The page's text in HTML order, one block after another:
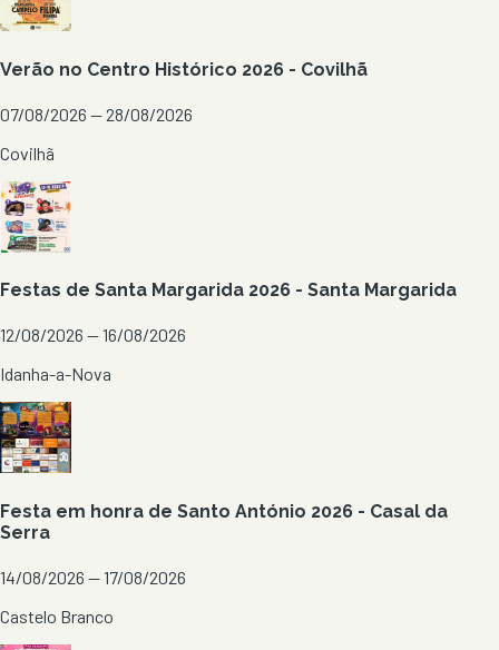
Verão no Centro Histórico 2026 - Covilhã
07/08/2026 — 28/08/2026
Covilhã
Festas de Santa Margarida 2026 - Santa Margarida
12/08/2026 — 16/08/2026
Idanha-a-Nova
Festa em honra de Santo António 2026 - Casal da
Serra
14/08/2026 — 17/08/2026
Castelo Branco